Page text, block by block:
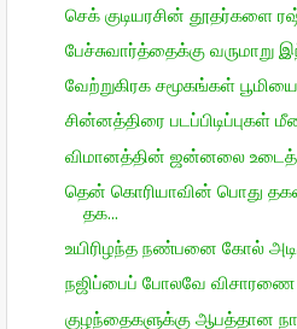
செக் குடியரசின் தூதர்களை
பேச்சுவார்த்தைக்கு வருமாறு
வேற்றுகிரக சமூகங்கள்
சின்னத்திரை படப்பிடிப்புகள்
விமானத்தின் ஜன்னலை
தென் கொரியாவின் பொது
தக...
உயிரிழந்த நண்பனை கோல்
நஜிப்பைப் போலவே
குழந்தைகளுக்கு ஆபத்தான